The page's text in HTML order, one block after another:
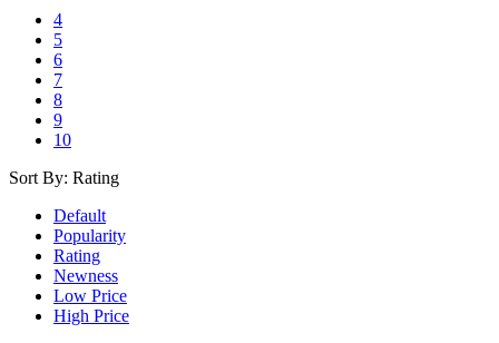
4
5
6
7
8
9
10
Sort By: Rating
Default
Popularity
Rating
Newness
Low Price
High Price